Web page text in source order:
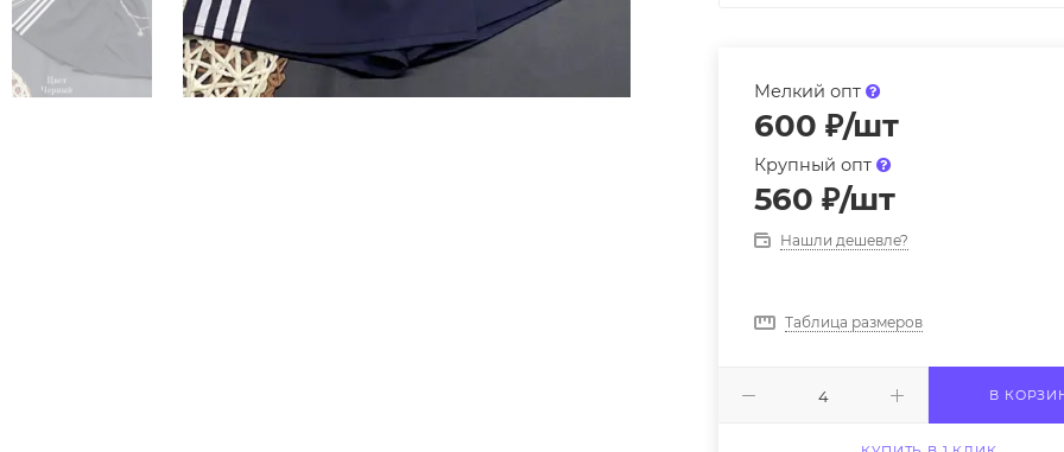
Мелкий опт
600 ₽/шт
Крупный опт
560 ₽/шт
Нашли дешевле?
Таблица размеров
В